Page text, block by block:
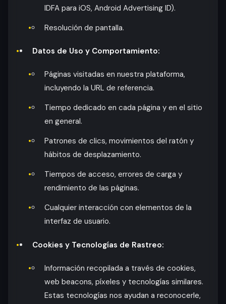
IDFA para iOS, Android Advertising ID).
Resolución de pantalla.
Datos de Uso y Comportamiento:
Páginas visitadas en nuestra plataforma,
incluyendo la URL de referencia.
Tiempo dedicado en cada página y en el sitio
en general.
Patrones de clics, movimientos del ratón y
hábitos de desplazamiento.
Tiempos de acceso, errores de carga y
rendimiento de las páginas.
Cualquier interacción con elementos de la
interfaz de usuario.
Cookies y Tecnologías de Rastreo:
Información recopilada a través de cookies,
web beacons, píxeles y tecnologías similares.
Estas tecnologías nos ayudan a reconocerle,